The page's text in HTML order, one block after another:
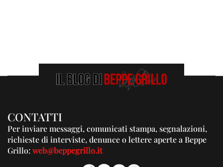
CONTATTI
Per inviare messaggi, comunicati stampa, segnalazioni,
richieste di interviste, denunce o lettere aperte a Beppe
Grillo:web@beppegrillo.it